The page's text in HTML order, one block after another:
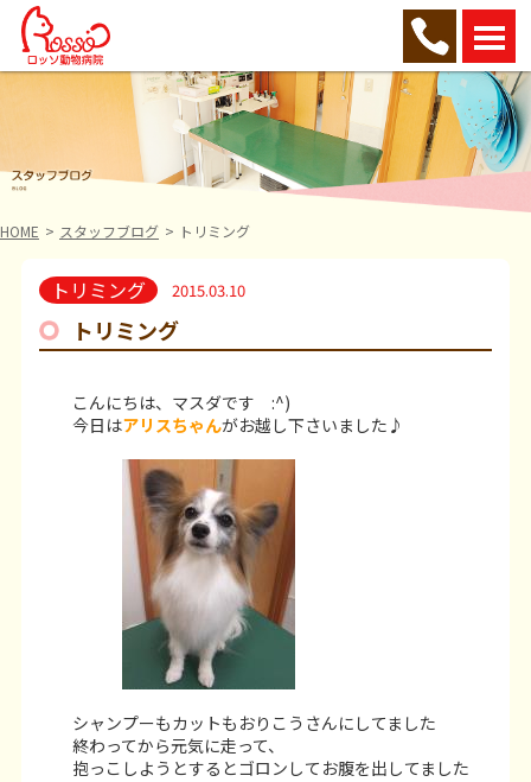
HOME スタッフブログ トリミング
トリミング 2015.03.10
トリミング
こんにちは、マスダです :^)
今日はアリスちゃんがお越し下さいました♪
シャンプーもカットもおりこうさんにしてました
終わってから元気に走って、
抱っこしようとするとゴロンしてお腹を出してました